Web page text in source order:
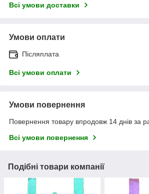
Всі умови доставки
Умови оплати
Післяплата
Всі умови оплати
Умови повернення
Повернення товару впродовж 14 днів за
Всі умови повернення
Подібні товари компанії